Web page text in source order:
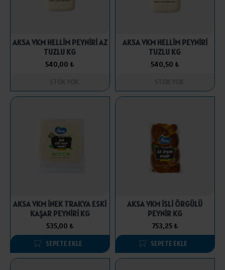
AKSA VKM HELLİM PEYNİRİ AZ
TUZLU KG
540,00 ₺
AKSA VKM HELLİM PEYNİRİ
TUZLU KG
540,50 ₺
AKSA VKM İNEK TRAKYA ESKİ
KAŞAR PEYNİRİ KG
535,00 ₺
SEPETE EKLE
AKSA VKM İSLİ ÖRGÜLÜ
PEYNİR KG
753,25 ₺
SEPETE EKLE